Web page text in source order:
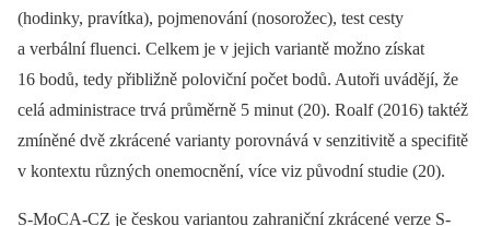
(hodinky, pravítka), pojmenování (nosorožec), test cesty
a verbální fluenci. Celkem je v jejich variantě možno získat
16 bodů, tedy přibližně poloviční počet bodů. Autoři uvádějí, že
celá administrace trvá průměrně 5 minut (20). Roalf (2016) taktéž
zmíněné dvě zkrácené varianty porovnává v senzitivitě a specifitě
v kontextu různých onemocnění, více viz původní studie (20).
S-MoCA-CZ je českou variantou zahraniční zkrácené verze S-